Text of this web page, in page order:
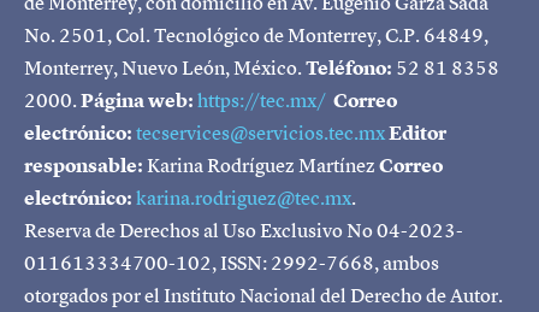
No. 2501, Col. Tecnológico de Monterrey, C.P. 64849,
Monterrey, Nuevo León, México.Teléfono: 52 81 8358
2000.Página web:https://tec.mx/ Correo
electrónico:tecservices@servicios.tec.mxEditor
responsable:Karina Rodríguez MartínezCorreo
electrónico:karina.rodriguez@tec.mx.
Reserva de Derechos al Uso Exclusivo No 04-2023-
011613334700-102, ISSN: 2992-7668, ambos
otorgados por el Instituto Nacional del Derecho de Autor.